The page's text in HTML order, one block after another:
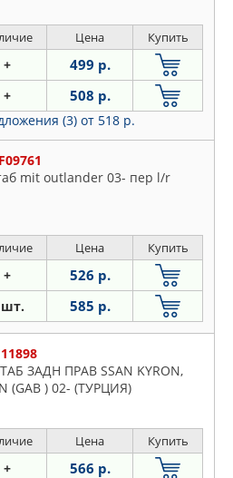
Цена Купить
+ 499 р.
+ 508 р.
(3) от 518 р.
mit outlander 03- пер l/r
Цена Купить
+ 526 р.
шт. 585 р.
ЗАДН ПРАВ SSAN KYRON,
(GAB ) 02- (ТУРЦИЯ)
Цена Купить
+ 566 р.